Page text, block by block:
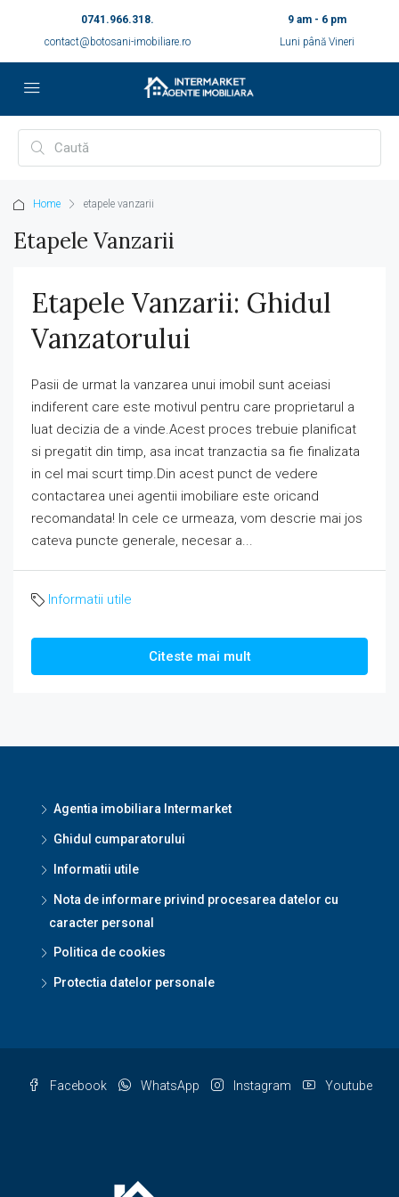
0741.966.318.
contact@botosani-imobiliare.ro
9 am - 6 pm
Luni până Vineri
Home etapele vanzarii
Etapele Vanzarii
Etapele Vanzarii: Ghidul
Vanzatorului
Pasii de urmat la vanzarea unui imobil sunt aceiasi
indiferent care este motivul pentru care proprietarul a
luat decizia de a vinde.Acest proces trebuie planificat
si pregatit din timp, asa incat tranzactia sa fie finalizata
in cel mai scurt timp.Din acest punct de vedere
contactarea unei agentii imobiliare este oricand
recomandata! In cele ce urmeaza, vom descrie mai jos
cateva puncte generale, necesar a...
Informatii utile
Citeste mai mult
Agentia imobiliara Intermarket
Ghidul cumparatorului
Informatii utile
Nota de informare privind procesarea datelor cu
caracter personal
Politica de cookies
Protectia datelor personale
Facebook WhatsApp Instagram Youtube